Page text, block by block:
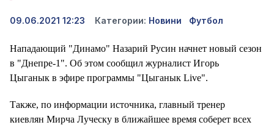
09.06.2021 12:23 Категории: Новини Футбол
Нападающий "Динамо" Назарий Русин начнет новый сезон
в "Днепре-1". Об этом сообщил журналист Игорь
Цыганык в эфире программы "Цыганык Live".
Также, по информации источника, главный тренер
киевлян Мирча Луческу в ближайшее время соберет всех